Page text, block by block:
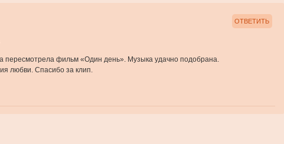
пересмотрела фильм «Один день». Музыка удачно подобрана.
любви. Спасибо за клип.
ОТВЕТИТЬ